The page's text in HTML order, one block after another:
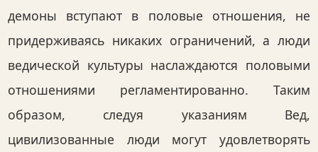
демоны вступают в половые отношения, не
придерживаясь никаких ограничений, а люди
ведической культуры наслаждаются половыми
отношениями регламентированно. Таким
образом, следуя указаниям Вед,
цивилизованные люди могут удовлетворять